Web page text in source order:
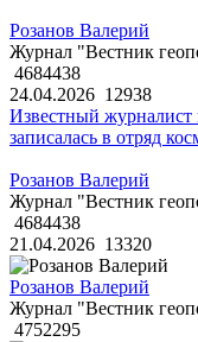
Розанов Валерий
Журнал "Вестник
4684438
24.04.2026 12938
Известный журналист
записалась в отряд
Розанов Валерий
Журнал "Вестник
4684438
21.04.2026 13320
Розанов Валерий
Журнал "Вестник
4752295